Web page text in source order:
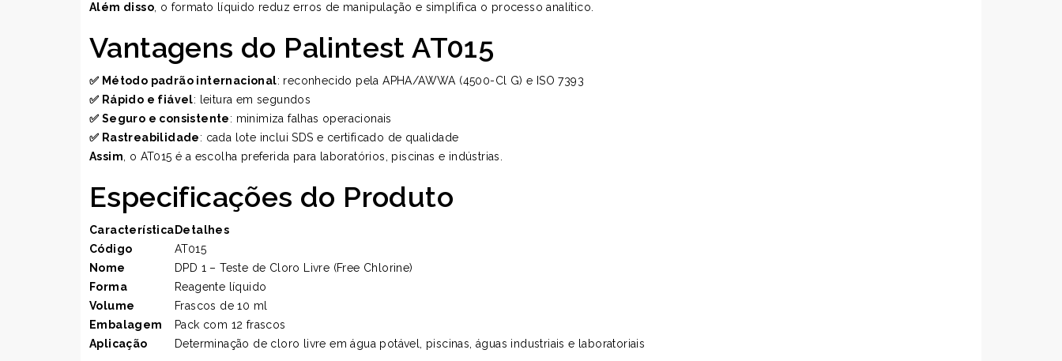
Além disso , o formato líquido reduz erros de manipulação e simplifica o processo analítico.
Vantagens do Palintest AT015
✅ Método padrão internacional: reconhecido pela APHA/AWWA (4500-Cl G) e ISO 7393
✅ Rápido e fiável: leitura em segundos
✅ Seguro e consistente: minimiza falhas operacionais
✅ Rastreabilidade: cada lote inclui SDS e certificado de qualidade
Assim , o AT015 é a escolha preferida para laboratórios, piscinas e indústrias.
Especificações do Produto
Característica Detalhes
Código
AT015
Nome
DPD 1 – Teste de Cloro Livre (Free Chlorine)
Forma
Reagente líquido
Volume
Frascos de 10 ml
Embalagem
Pack com 12 frascos
Aplicação
Determinação de cloro livre em água potável, piscinas, águas industriais e laboratoriais